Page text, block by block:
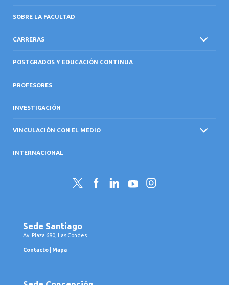
SOBRE LA FACULTAD
CARRERAS
POSTGRADOS Y EDUCACIÓN CONTINUA
PROFESORES
INVESTIGACIÓN
VINCULACIÓN CON EL MEDIO
INTERNACIONAL
Twitter FacebookLinkedInYouTubeInstagram
Sede Santiago
Av. Plaza 680, Las Condes
Contacto Mapa